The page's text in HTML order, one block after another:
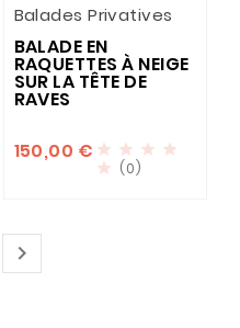
Balades Privatives
BALADE EN
RAQUETTES À NEIGE
SUR LA TÊTE DE
RAVES
150,00 €    
 (0)
